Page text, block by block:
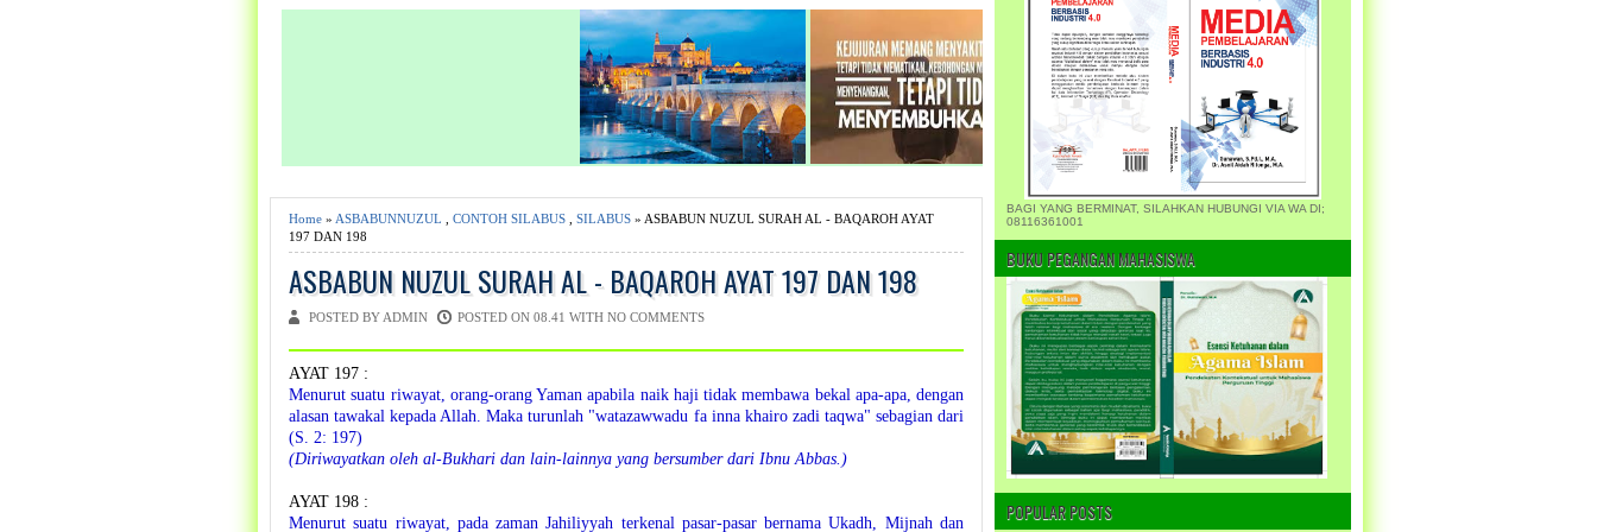
Home » ASBABUNNUZUL CONTOH SILABUS SILABUS » ASBABUN NUZUL SURAH AL - BAQAROH AYAT
197 DAN 198
ASBABUN NUZUL SURAH AL - BAQAROH AYAT 197 DAN 198
POSTED BY ADMIN POSTED ON 08.41 WITH NO COMMENTS
AYAT 197 :
Menurut suatu riwayat, orang-orang Yaman apabila naik haji tidak membawa bekal apa-apa, dengan
alasan tawakal kepada Allah. Maka turunlah "watazawwadu fa inna khairo zadi taqwa" sebagian dari
(S. 2: 197)
(Diriwayatkan oleh al-Bukhari dan lain-lainnya yang bersumber dari Ibnu Abbas.)
AYAT 198 :
Menurut suatu riwayat, pada zaman Jahiliyyah terkenal pasar-pasar bernama Ukadh, Mijnah dan
BAGI YANG BERMINAT, SILAHKAN HUBUNGI VIA WA DI;
08116361001
BUKU PEGANGAN MAHASISWA
POPULAR POSTS